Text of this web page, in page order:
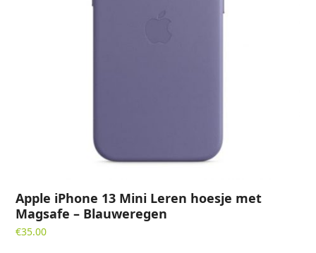
Apple iPhone 13 Mini Leren hoesje met
Magsafe – Blauweregen
€35.00